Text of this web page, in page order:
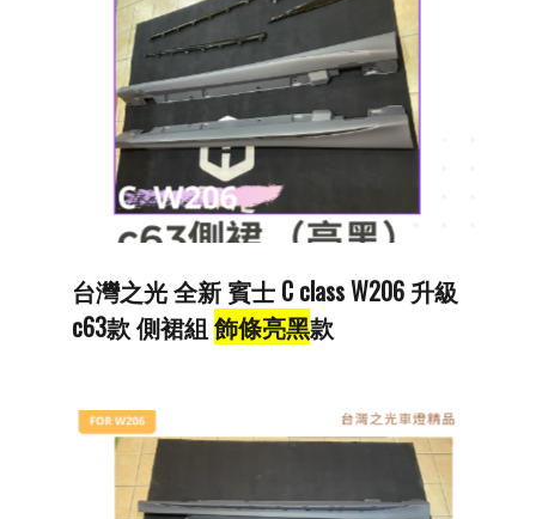
台灣之光 全新 賓士 C class W206 升級
c63款 側裙組 飾條亮黑款